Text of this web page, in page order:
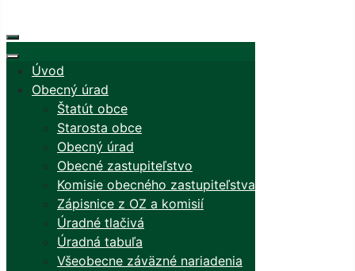
Úvod
Obecný úrad
Štatút obce
Starosta obce
Obecný úrad
Obecné zastupiteľstvo
Komisie obecného zastupiteľstva
Zápisnice z OZ a komisií
Úradné tlačivá
Úradná tabuľa
Všeobecne záväzné nariadenia